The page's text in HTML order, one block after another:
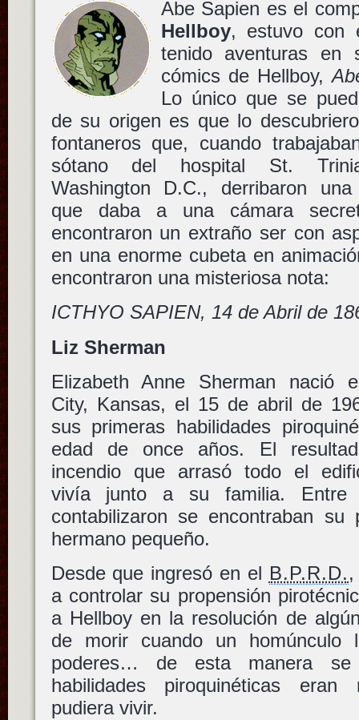
Abe Sapien es el
Hellboy, estuvo con
tenido aventuras en
cómics de Hellboy,
Lo único que se
de su origen es que lo
fontaneros que, cuando
sótano del hospital St.
Washington D.C., derribaron
que daba a una cámara
encontraron un extraño ser con
en una enorme cubeta en
encontraron una misteriosa nota:
ICTHYO SAPIEN, 14 de Abril de
Liz Sherman
Elizabeth Anne Sherman nació
City, Kansas, el 15 de abril de
sus primeras habilidades
edad de once años. El
incendio que arrasó todo el
vivía junto a su familia. Entre
contabilizaron se encontraban
hermano pequeño.
Desde que ingresó en el B.P.R.D.
a controlar su propensión
a Hellboy en la resolución de
de morir cuando un homúnculo
poderes… de esta manera se
habilidades piroquinéticas
pudiera vivir.